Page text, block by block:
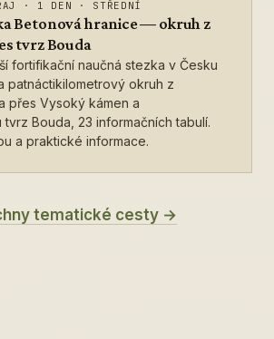
· 1 DEN · STŘEDNÍ
Betonová hranice — okruh z
tvrz Bouda
fortifikační naučná stezka v Česku
patnáctikilometrový okruh z
přes Vysoký kámen a
Bouda, 23 informačních tabulí.
a praktické informace.
tematické cesty →